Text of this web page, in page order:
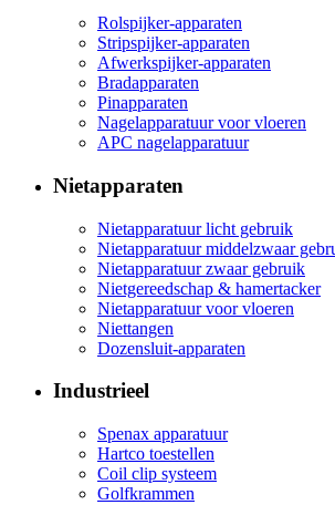
Rolspijker-apparaten
Stripspijker-apparaten
Afwerkspijker-apparaten
Bradapparaten
Pinapparaten
Nagelapparatuur voor vloeren
APC nagelapparatuur
Nietapparaten
Nietapparatuur licht gebruik
Nietapparatuur middelzwaar
Nietapparatuur zwaar gebruik
Nietgereedschap & hamertacker
Nietapparatuur voor vloeren
Niettangen
Dozensluit-apparaten
Industrieel
Spenax apparatuur
Hartco toestellen
Coil clip systeem
Golfkrammen